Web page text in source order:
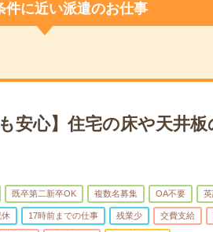
件に近い派遣のお仕事
安心】住宅の床や天井
既卒第二新卒OK 複数名募集 OA不要
17時前までの仕事 残業少 交費支給